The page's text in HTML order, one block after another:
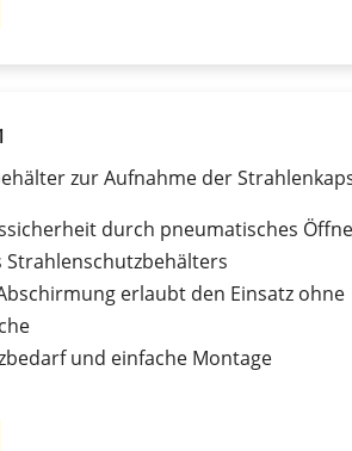
zur Aufnahme der
durch pneumatisches
Strahlenschutzbehälters
erlaubt den Einsatz ohne
und einfache Montage